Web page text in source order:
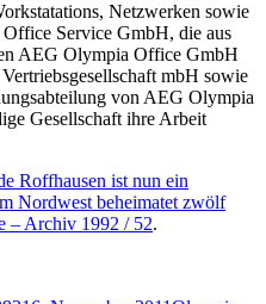
Netzwerken sowie
Service GmbH, die aus
AEG Olympia Office GmbH
mbH sowie
von AEG Olympia
Gesellschaft ihre Arbeit
Roffhausen ist nun ein
Nordwest beheimatet zwölf
– Archiv 1992 / 52.